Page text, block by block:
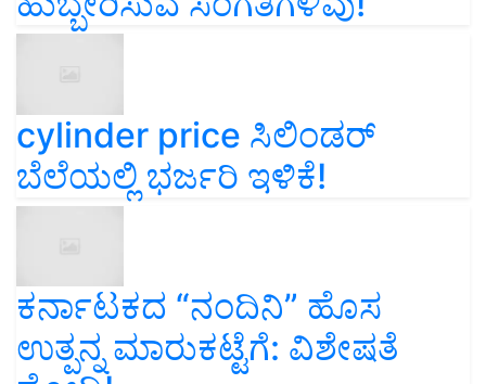
cylinder price ಸಿಲಿಂಡರ್‌
ಬೆಲೆಯಲ್ಲಿ ಭರ್ಜರಿ ಇಳಿಕೆ!
ಕರ್ನಾಟಕದ “ನಂದಿನಿ” ಹೊಸ
ಉತ್ಪನ್ನ ಮಾರುಕಟ್ಟೆಗೆ: ವಿಶೇಷತೆ